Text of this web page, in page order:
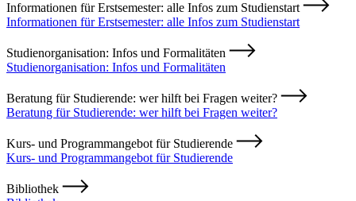
Informationen für Erstsemester: alle Infos zum Studienstart
Informationen für Erstsemester: alle Infos zum Studienstart
Studienorganisation: Infos und Formalitäten
Studienorganisation: Infos und Formalitäten
Beratung für Studierende: wer hilft bei Fragen weiter?
Beratung für Studierende: wer hilft bei Fragen weiter?
Kurs- und Programmangebot für Studierende
Kurs- und Programmangebot für Studierende
Bibliothek